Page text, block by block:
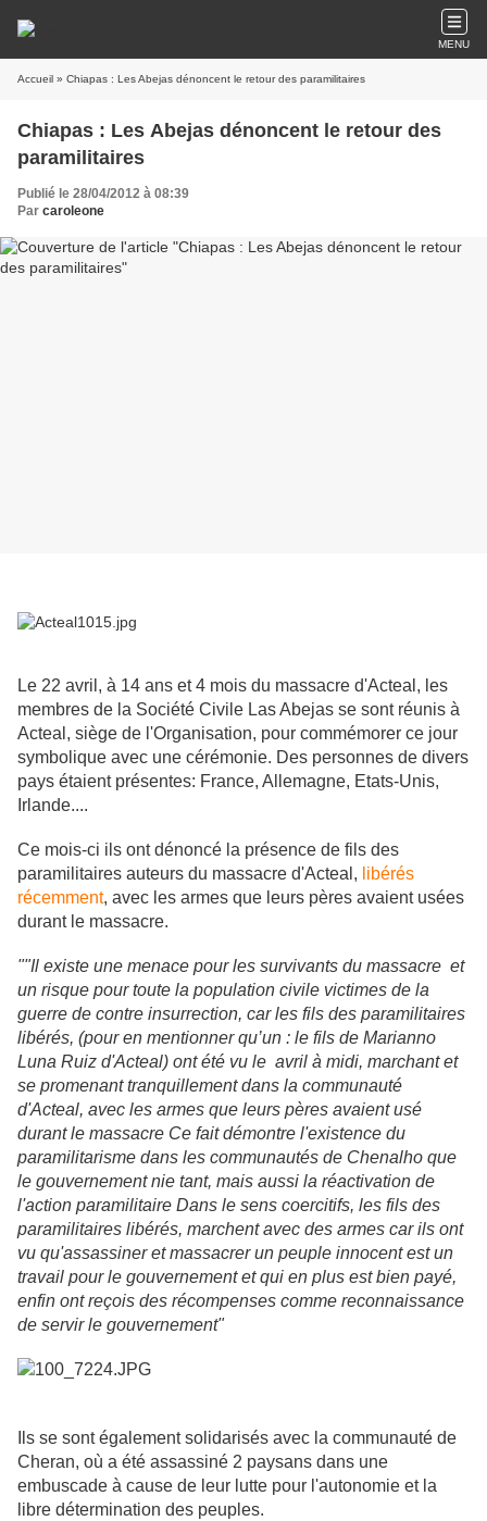
MENU
Accueil » Chiapas : Les Abejas dénoncent le retour des paramilitaires
Chiapas : Les Abejas dénoncent le retour des
paramilitaires
Publié le 28/04/2012 à 08:39
Par caroleone
Le 22 avril, à 14 ans et 4 mois du massacre d'Acteal, les
membres de la Société Civile Las Abejas se sont réunis à
Acteal, siège de l'Organisation, pour commémorer ce jour
symbolique avec une cérémonie. Des personnes de divers
pays étaient présentes: France, Allemagne, Etats-Unis,
Irlande....
Ce mois-ci ils ont dénoncé la présence de fils des
paramilitaires auteurs du massacre d'Acteal, libérés
récemment, avec les armes que leurs pères avaient usées
durant le massacre.
""Il existe une menace pour les survivants du massacre et
un risque pour toute la population civile victimes de la
guerre de contre insurrection, car les fils des paramilitaires
libérés, (pour en mentionner qu’un : le fils de Marianno
Luna Ruiz d'Acteal) ont été vu le avril à midi, marchant et
se promenant tranquillement dans la communauté
d'Acteal, avec les armes que leurs pères avaient usé
durant le massacre Ce fait démontre l'existence du
paramilitarisme dans les communautés de Chenalho que
le gouvernement nie tant, mais aussi la réactivation de
l'action paramilitaire Dans le sens coercitifs, les fils des
paramilitaires libérés, marchent avec des armes car ils ont
vu qu'assassiner et massacrer un peuple innocent est un
travail pour le gouvernement et qui en plus est bien payé,
enfin ont reçois des récompenses comme reconnaissance
de servir le gouvernement"
Ils se sont également solidarisés avec la communauté de
Cheran, où a été assassiné 2 paysans dans une
embuscade à cause de leur lutte pour l'autonomie et la
libre détermination des peuples.